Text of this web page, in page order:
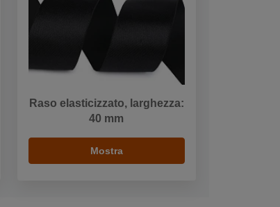
Raso elasticizzato, larghezza:
40 mm
Mostra